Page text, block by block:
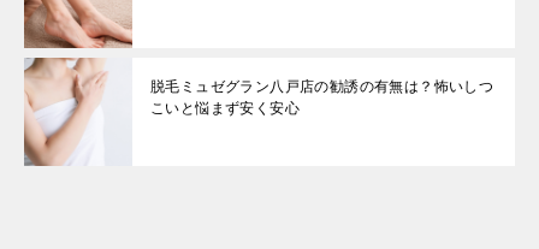
脱毛ミュゼグラン八戸店の勧誘の有無は？怖いしつ
こいと悩まず安く安心